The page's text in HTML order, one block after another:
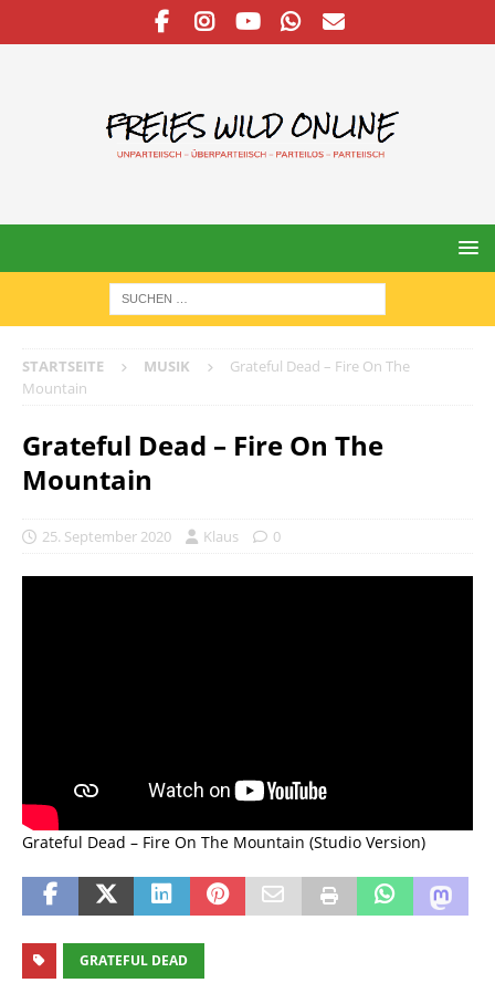
STARTSEITE MUSIK
Grateful Dead – Fire On The
Mountain
Grateful Dead – Fire On The
Mountain
25. September 2020 Klaus 0
Grateful Dead – Fire On The Mountain (Studio Version)
GRATEFUL DEAD